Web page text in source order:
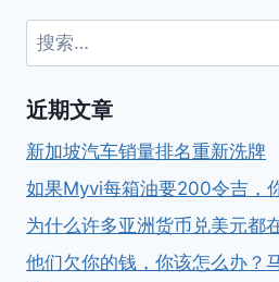
搜
索：
近期文章
新加坡汽车销量排名重新洗牌
如果Myvi每箱油要200令吉，
为什么许多亚洲货币兑美元都
他们欠你的钱，你该怎么办？